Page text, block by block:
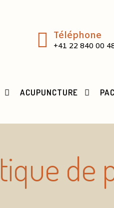
Téléphone
+41 22 840 00
ACUPUNCTURE
de